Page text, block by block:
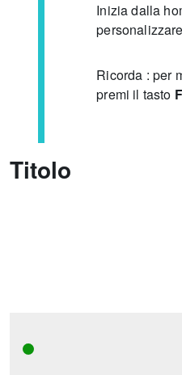
Inizia dalla
Ricorda : per
premi il tasto
Titolo